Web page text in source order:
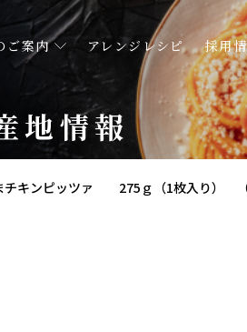
ご案内 アレンジレシピ 採用
地情報
チキンピッツァ 275ｇ（1枚入り） （